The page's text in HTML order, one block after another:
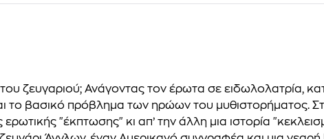
ζευγαριού; Ανάγοντας τον έρωτα σε ειδωλολατρία,
το βασικό πρόβλημα των ηρώων του μυθιστορήματος.
ερωτικής "έκπτωσης" κι απ’ την άλλη μια ιστορία